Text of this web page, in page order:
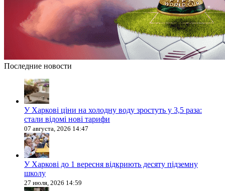
Последние новости
У Харкові ціни на холодну воду зростуть у 3,5 раза:
стали відомі нові тарифи
07 августа, 2026 14:47
У Харкові до 1 вересня відкриють десяту підземну
школу
27 июля, 2026 14:59